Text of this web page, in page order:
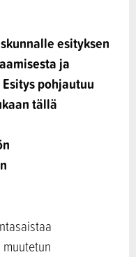
esityksen
ja
pohjautuu
tällä